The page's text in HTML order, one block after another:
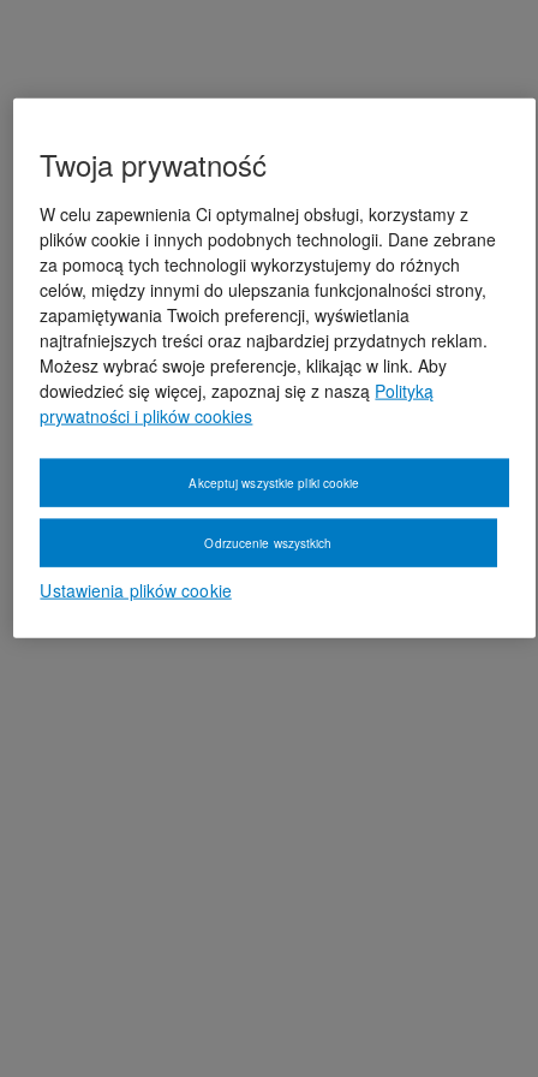
Twoja prywatność
W celu zapewnienia Ci optymalnej obsługi, korzystamy z
plików cookie i innych podobnych technologii. Dane zebrane
za pomocą tych technologii wykorzystujemy do różnych
celów, między innymi do ulepszania funkcjonalności strony,
zapamiętywania Twoich preferencji, wyświetlania
najtrafniejszych treści oraz najbardziej przydatnych reklam.
Możesz wybrać swoje preferencje, klikając w link. Aby
dowiedzieć się więcej, zapoznaj się z naszą Polityką
prywatności i plików cookies
Ustawienia plików cookie
Odrzucenie wszystkich
Akceptuj wszystkie pliki cookie